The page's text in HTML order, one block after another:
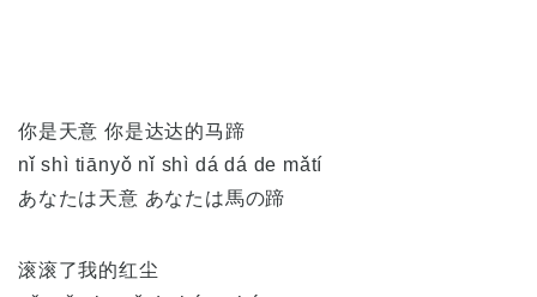
你是天意 你是达达的马蹄
nǐ shì tiānyǒ nǐ shì dá dá de mǎtí
あなたは天意 あなたは馬の蹄
滚滚了我的红尘